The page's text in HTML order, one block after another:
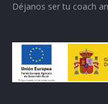
Déjanos ser tu coach